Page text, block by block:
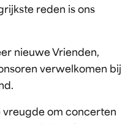
reden is ons
nieuwe Vrienden,
verwelkomen bij
vreugde om concerten